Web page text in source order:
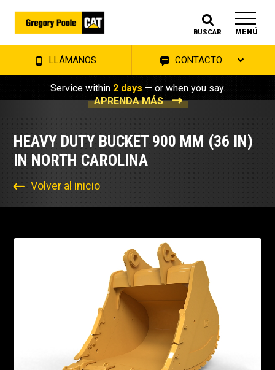
BUSCAR MENÚ
LLÁMANOS CONTACTO
Service within 2 days — or when you say.
APRENDA MÁS
HEAVY DUTY BUCKET 900 MM (36 IN)
IN NORTH CAROLINA
Volver al inicio